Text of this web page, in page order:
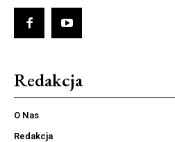
Redakcja
O Nas
Redakcja